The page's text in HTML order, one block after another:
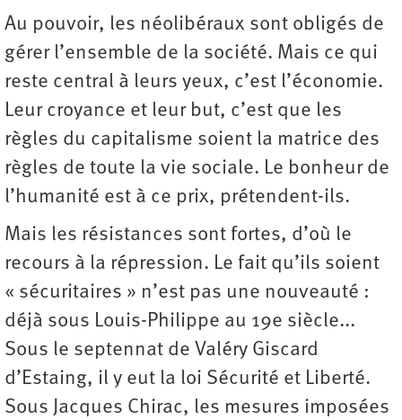
Au pouvoir, les néolibéraux sont obligés de
gérer l’ensemble de la société. Mais ce qui
reste central à leurs yeux, c’est l’économie.
Leur croyance et leur but, c’est que les
règles du capitalisme soient la matrice des
règles de toute la vie sociale. Le bonheur de
l’humanité est à ce prix, prétendent-ils.
Mais les résistances sont fortes, d’où le
recours à la répression. Le fait qu’ils soient
« sécuritaires » n’est pas une nouveauté :
déjà sous Louis-Philippe au 19e siècle...
Sous le septennat de Valéry Giscard
d’Estaing, il y eut la loi Sécurité et Liberté.
Sous Jacques Chirac, les mesures imposées